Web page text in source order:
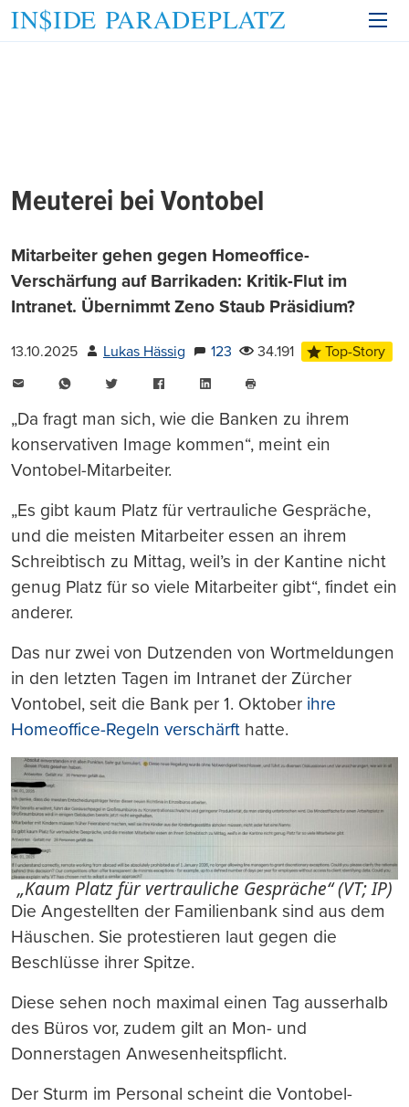
Meuterei bei Vontobel
Mitarbeiter gehen gegen Homeoffice-
Verschärfung auf Barrikaden: Kritik-Flut im
Intranet. Übernimmt Zeno Staub Präsidium?
13.10.2025 Lukas Hässig 123 34.191
Top-Story
WhatsAppTwitter FacebookLinkedIn
drucken
„Da fragt man sich, wie die Banken zu ihrem
konservativen Image kommen“, meint ein
Vontobel-Mitarbeiter.
„Es gibt kaum Platz für vertrauliche Gespräche,
und die meisten Mitarbeiter essen an ihrem
Schreibtisch zu Mittag, weil’s in der Kantine nicht
genug Platz für so viele Mitarbeiter gibt“, findet ein
anderer.
Das nur zwei von Dutzenden von Wortmeldungen
in den letzten Tagen im Intranet der Zürcher
Vontobel, seit die Bank per 1. Oktober ihre
Homeoffice-Regeln verschärft hatte.
„Kaum Platz für vertrauliche Gespräche“ (VT; IP)
Die Angestellten der Familienbank sind aus dem
Häuschen. Sie protestieren laut gegen die
Beschlüsse ihrer Spitze.
Diese sehen noch maximal einen Tag ausserhalb
des Büros vor, zudem gilt an Mon- und
Donnerstagen Anwesenheitspflicht.
Der Sturm im Personal scheint die Vontobel-